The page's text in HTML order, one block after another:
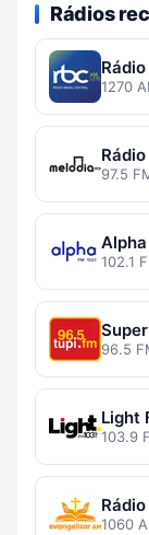
Rádios
1270
97.5
102.1
96.5
Light
103.9
1060